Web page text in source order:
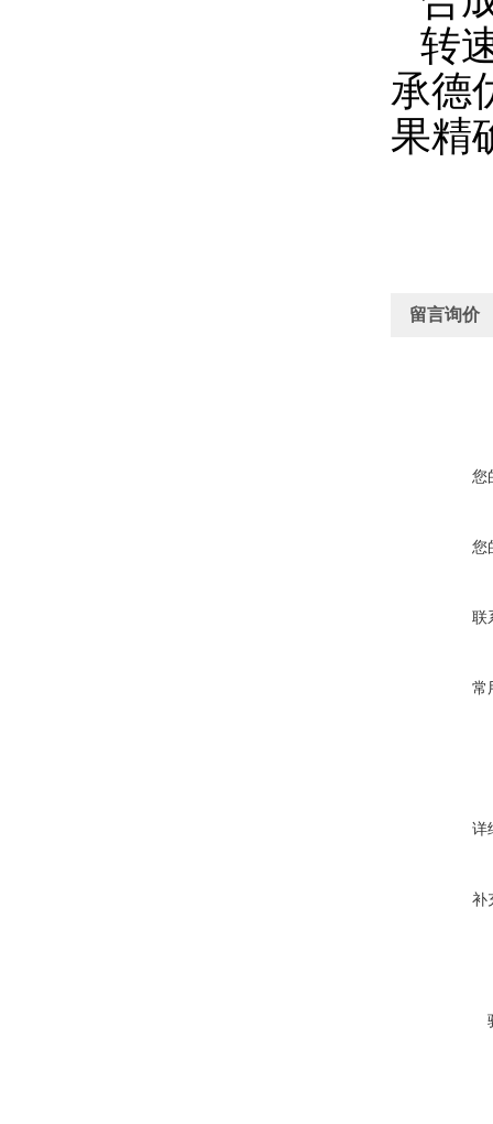
转
承德
果精
留言询价
您
您
联
常
详
补